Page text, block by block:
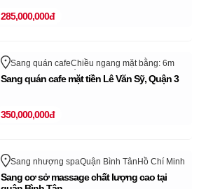
285,000,000đ
Sang quán cafeChiều ngang mặt bằng: 6m
Lê Văn Sỹ Quận 3 Hồ Chí Minh
Cửa hàng, quán đã sang nhượng thành công
Sang quán cafe mặt tiền Lê Văn Sỹ, Quận 3
350,000,000đ
Sang nhượng spaQuận Bình TânHồ Chí Minh
Sang cơ sở massage chất lượng cao tại